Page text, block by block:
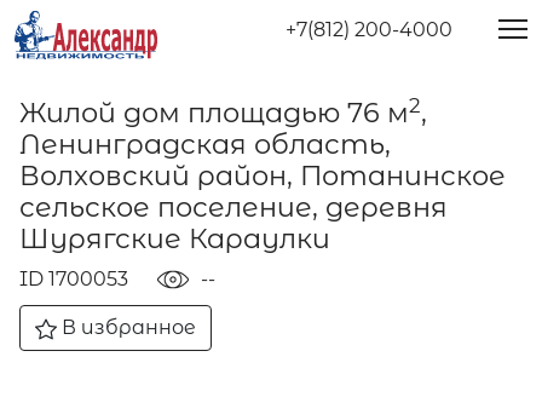
+7(812) 200-4000
Жилой дом площадью 76 м2,
Ленинградская область,
Волховский район, Потанинское
сельское поселение, деревня
Шурягские Караулки
ID 1700053 --
В избранное